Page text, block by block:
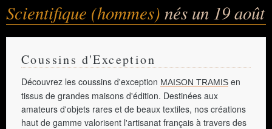
Scientifique (hommes) nés un 19 août
Coussins d'Exception
Découvrez les coussins d'exception MAISON TRAMIS en
tissus de grandes maisons d'édition. Destinées aux
amateurs d'objets rares et de beaux textiles, nos créations
haut de gamme valorisent l'artisanat français à travers des